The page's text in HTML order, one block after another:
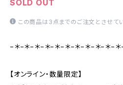
SOLD OUT
この商品は3点までのご注文とさせてい
−＊−＊−＊−＊−＊−＊−＊−＊−＊−＊−＊
【オンライン・数量限定】